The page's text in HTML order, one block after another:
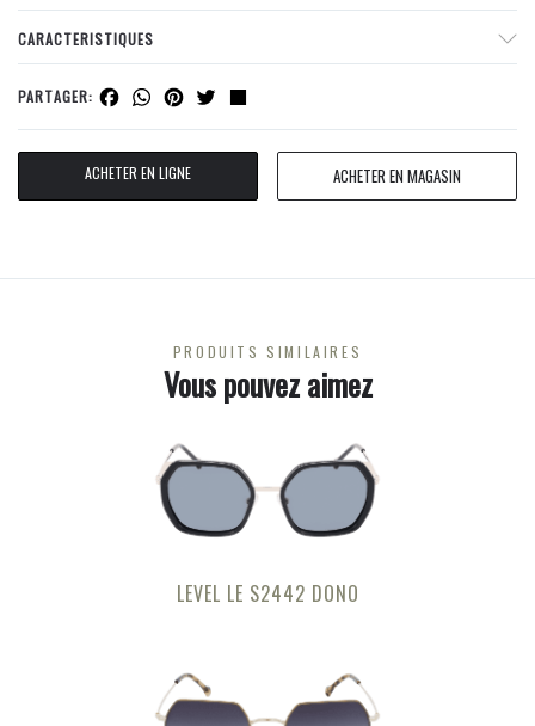
CARACTERISTIQUES
PARTAGER: Facebook
WhatsApp
Pinterest
Twitter
ACHETER EN LIGNE ACHETER EN MAGASIN
PRODUITS SIMILAIRES
Vous pouvez aimez
LEVEL LE S2442 DONO